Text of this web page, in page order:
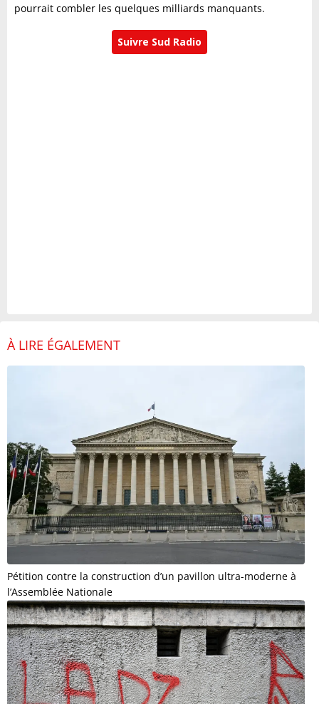
pourrait combler les quelques milliards manquants.
Suivre Sud Radio
À LIRE ÉGALEMENT
Pétition contre la construction d’un pavillon ultra-moderne à
l’Assemblée Nationale